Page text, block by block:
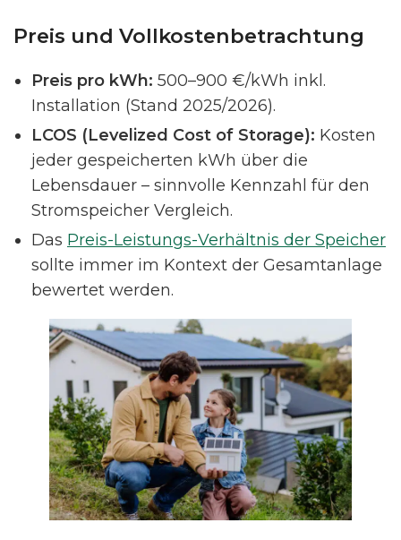
Preis und Vollkostenbetrachtung
Preis pro kWh: 500–900 €/kWh inkl.
Installation (Stand 2025/2026).
LCOS (Levelized Cost of Storage): Kosten
jeder gespeicherten kWh über die
Lebensdauer – sinnvolle Kennzahl für den
Stromspeicher Vergleich.
Das Preis-Leistungs-Verhältnis der Speicher
sollte immer im Kontext der Gesamtanlage
bewertet werden.